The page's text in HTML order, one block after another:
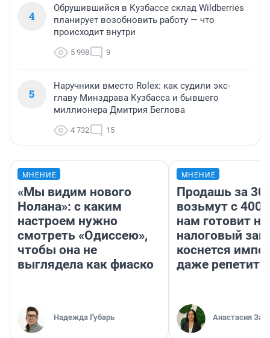
4
Обрушившийся в Кузбассе склад Wildberries
планирует возобновить работу — что
происходит внутри
5 998 9
5
Наручники вместо Rolex: как судили экс-
главу Минздрава Кузбасса и бывшего
миллионера Дмитрия Беглова
4 732 15
МНЕНИЕ
«Мы видим нового
Нолана»: с каким
настроем нужно
смотреть «Одиссею»,
чтобы она не
выглядела как фиаско
Надежда Губарь
МНЕНИЕ
Продашь за
возьмут с
нам готовит
налоговый
коснется
даже
Анастасия